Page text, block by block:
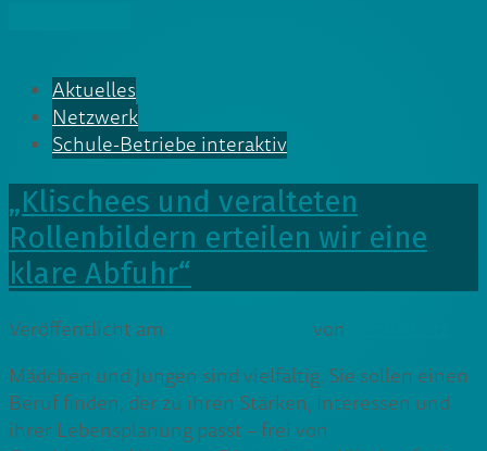
Aktuelles
Netzwerk
Schule-Betriebe interaktiv
„Klischees und veralteten
Rollenbildern erteilen wir eine
klare Abfuhr“
Veröffentlicht am von
Mädchen und Jungen sind vielfältig. Sie sollen einen
Beruf finden, der zu ihren Stärken, Interessen und
ihrer Lebensplanung passt – frei von